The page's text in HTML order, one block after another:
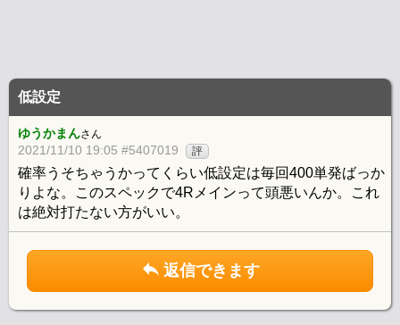
低設定
ゆうかまんさん
2021/11/10 19:05 #5407019 評
確率うそちゃうかってくらい低設定は毎回400単発ばっか
りよな。このスペックで4Rメインって頭悪いんか。これ
は絶対打たない方がいい。
返信できます